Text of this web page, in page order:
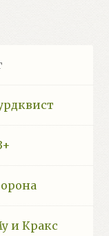
и Кракс